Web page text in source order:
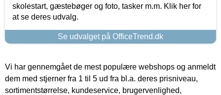
skolestart, gæstebøger og foto, tasker m.m. Klik her for
at se deres udvalg.
Se udvalget på OfficeTrend.dk
Vi har gennemgået de mest populære webshops og anmeldt
dem med stjerner fra 1 til 5 ud fra bl.a. deres prisniveau,
sortimentstørrelse, kundeservice, brugervenlighed,